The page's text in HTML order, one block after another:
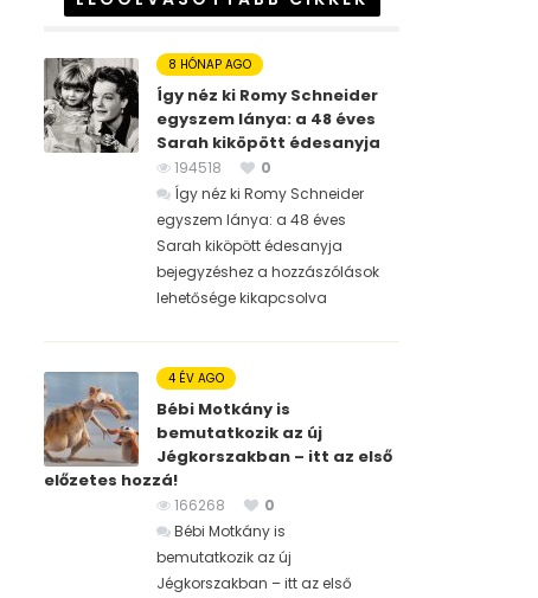
8 HÓNAP AGO
Így néz ki Romy Schneider
egyszem lánya: a 48 éves
Sarah kiköpött édesanyja
194518
0
Így néz ki Romy Schneider
egyszem lánya: a 48 éves
Sarah kiköpött édesanyja
bejegyzéshez a hozzászólások
lehetősége kikapcsolva
4 ÉV AGO
Bébi Motkány is
bemutatkozik az új
Jégkorszakban – itt az első
előzetes hozzá!
166268
0
Bébi Motkány is
bemutatkozik az új
Jégkorszakban – itt az első